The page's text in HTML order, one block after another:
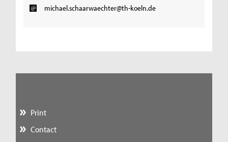
michael.schaarwaechter@th-koeln.de
Print
Contact